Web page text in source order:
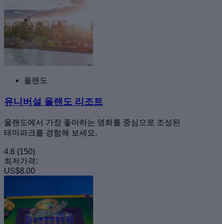
올랜도
유니버설 올랜도 리조트
올랜도에서 가장 좋아하는 영화를 중심으로 조성된
테마파크를 경험해 보세요.
4.6 (150)
최저가격:
US$8.00